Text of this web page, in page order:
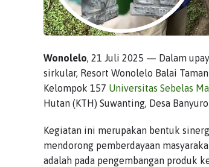
Wonolelo, 21 Juli 2025 — Dalam
sirkular, Resort Wonolelo Balai
Kelompok 157 Universitas Sebelas
Hutan (KTH) Suwanting, Desa
Kegiatan ini merupakan bentuk
mendorong pemberdayaan
adalah pada pengembangan produk